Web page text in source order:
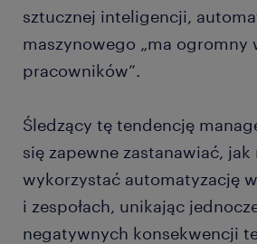
sztucznej inteligencji,
maszynowego „ma ogromny
pracowników”.
Śledzący tę tendencję
się zapewne zastanawiać, jak
wykorzystać automatyzację
i zespołach, unikając
negatywnych konsekwencji